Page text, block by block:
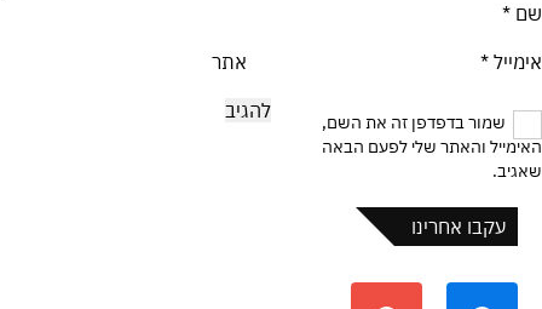
שם *
אימייל * אתר
שמור בדפדפן זה את השם,
האימייל והאתר שלי לפעם הבאה
שאגיב.
עקבו אחרינו